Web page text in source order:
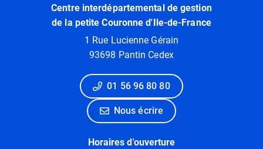
Centre interdépartemental de gestion
de la petite Couronne d'Ile-de-France
1 Rue Lucienne Gérain
93698 Pantin Cedex
01 56 96 80 80
Nous écrire
Horaires d'ouverture